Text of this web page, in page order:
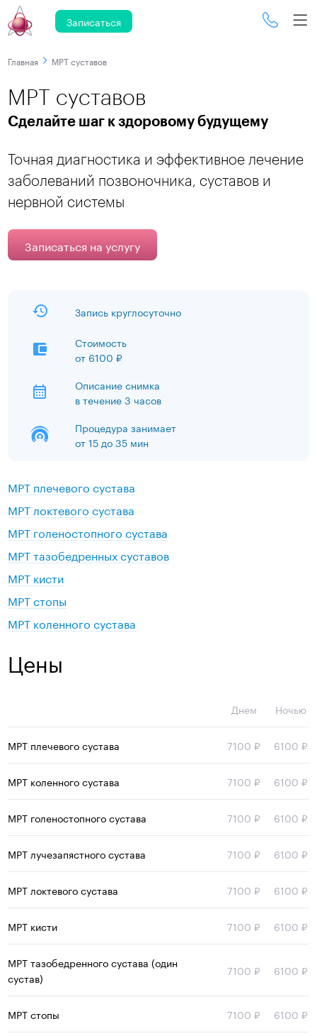
Записаться
Главная МРТ суставов
МРТ суставов
Сделайте шаг к здоровому будущему
Точная диагностика и эффективное лечение
заболеваний позвоночника, суставов и
нервной системы
Записаться на услугу
Запись круглосуточно
Стоимость
от 6100 ₽
Описание снимка
в течение 3 часов
Процедура занимает
от 15 до 35 мин
МРТ плечевого сустава
МРТ локтевого сустава
МРТ голеностопного сустава
МРТ тазобедренных суставов
МРТ кисти
МРТ стопы
МРТ коленного сустава
Цены
Днем Ночью
МРТ плечевого сустава 7100 ₽ 6100 ₽
МРТ коленного сустава 7100 ₽ 6100 ₽
МРТ голеностопного сустава 7100 ₽ 6100 ₽
МРТ лучезапястного сустава 7100 ₽ 6100 ₽
МРТ локтевого сустава 7100 ₽ 6100 ₽
МРТ кисти 7100 ₽ 6100 ₽
МРТ тазобедренного сустава (один
сустав)
7100 ₽ 6100 ₽
МРТ стопы 7100 ₽ 6100 ₽